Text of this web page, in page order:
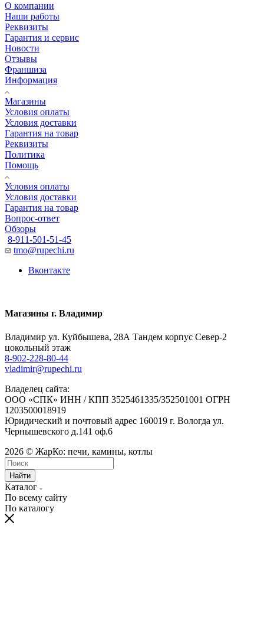
О компании
Наши работы
Реквизиты
Гарантия и сервис
Новости
Отзывы
Франшиза
Информация
Магазины
Условия оплаты
Условия доставки
Гарантия на товар
Реквизиты
Политика
Помощь
Условия оплаты
Условия доставки
Гарантия на товар
Вопрос-ответ
Обзоры
8-911-501-51-45
tmo@rupechi.ru
Вконтакте
Магазины г. Владимир
Владимир ул. Куйбышева, 28А Тандем корпус Север-2
цокольный этаж
8-902-228-80-44
vladimir@rupechi.ru
Владелец сайта:
ООО «СПК» ИНН / КПП 3525461335/352501001 ОГРН
1203500018919
Юридический и почтовый адрес 160019 г. Вологда ул.
Чернышевского д.141 оф.6
2026 © ЖарКо: печи, камины, котлы
Найти
Каталог
По всему сайту
По каталогу